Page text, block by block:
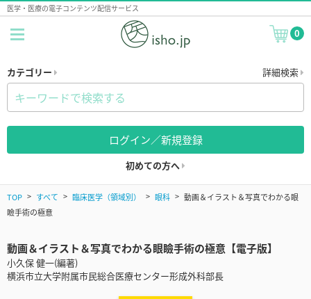
医学・医療の電子コンテンツ配信サービス
0
カテゴリー 詳細検索
ログイン／新規登録
初めての方へ
TOP すべて 臨床医学（領域別） 眼科
動画＆イラスト＆写真でわかる眼
瞼手術の極意
動画＆イラスト＆写真でわかる眼瞼手術の極意【電子版】
小久保 健一(編著)
横浜市立大学附属市民総合医療センター形成外科部長